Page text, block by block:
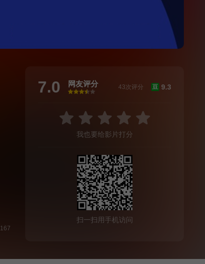
167
7.0 网友评分
很差
较差还行推荐力荐
豆 9.3
43次评分
我也要给影片打分
扫一扫用手机访问